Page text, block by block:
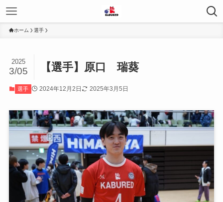
ホーム 選手
【選手】原口 瑞葵
2025
3/05
選手 2024年12月2日 2025年3月5日